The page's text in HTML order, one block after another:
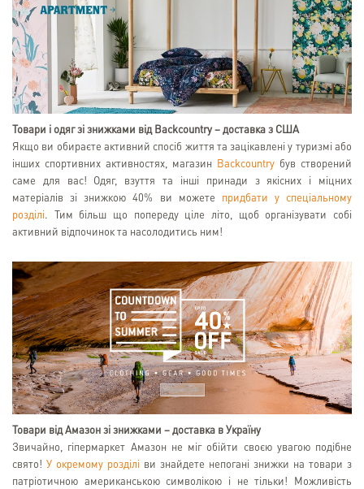
Товари і одяг зі знижками від Backcountry – доставка з США
Якщо ви обираєте активний спосіб життя та зацікавлені у туризмі або
інших спортивних активностях, магазин
Backcountry був створений
саме для вас! Одяг, взуття та інші принади з якісних і міцних
матеріалів зі знижкою 40% ви можете придбати у спеціальному
розділі. Тим більш що попереду ціле літо, щоб організувати собі
активний відпочинок та насолодитись ним!
Товари від Амазон зі знижками – доставка в Україну
Звичайно, гіпермаркет Амазон не міг обійти своєю увагою подібне
свято! У окремому розділі ви знайдете непогані знижки на товари з
патріотичною американською символікою і не тільки! Можливість